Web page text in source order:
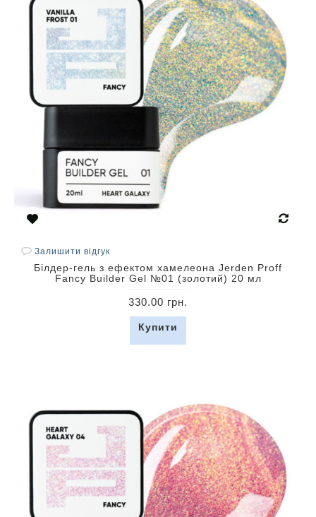
Залишити відгук
Білдер-гель з ефектом хамелеона Jerden Proff
Fancy Builder Gel №01 (золотий) 20 мл
330.00 грн.
Купити